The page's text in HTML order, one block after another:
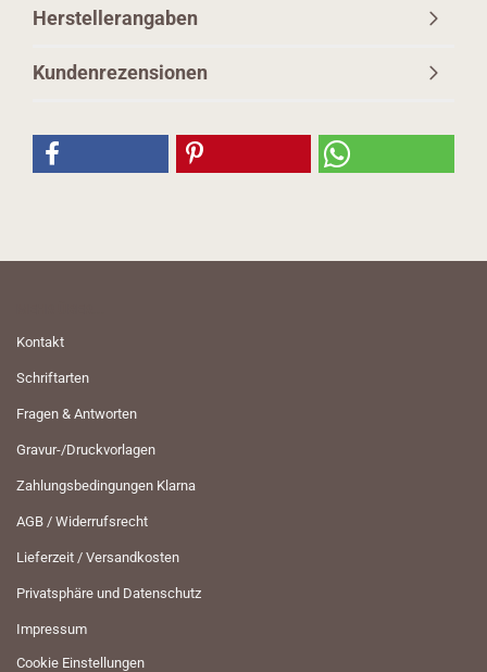
Herstellerangaben
Kundenrezensionen
Kontakt
Schriftarten
Fragen & Antworten
Gravur-/Druckvorlagen
Zahlungsbedingungen Klarna
AGB / Widerrufsrecht
Lieferzeit / Versandkosten
Privatsphäre und Datenschutz
Impressum
Cookie Einstellungen